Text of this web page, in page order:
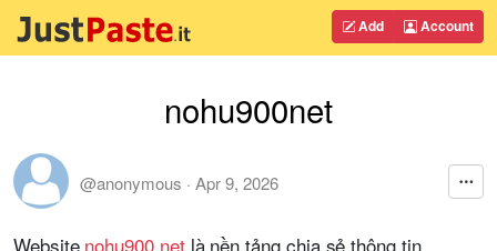
Add Account
nohu900net
@anonymous · Apr 9, 2026
Website nohu900.netlà nền tảng chia sẻ thông tin